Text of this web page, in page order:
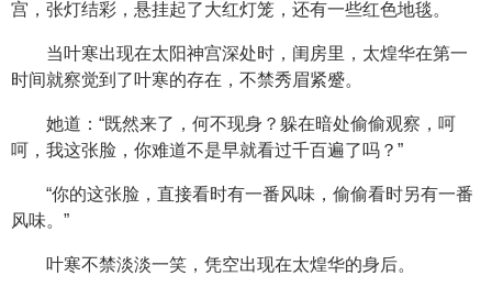
宫，张灯结彩，悬挂起了大红灯笼，还有一些红色地毯。
当叶寒出现在太阳神宫深处时，闺房里，太煌华在第一
时间就察觉到了叶寒的存在，不禁秀眉紧蹙。
她道：“既然来了，何不现身？躲在暗处偷偷观察，呵
呵，我这张脸，你难道不是早就看过千百遍了吗？”
“你的这张脸，直接看时有一番风味，偷偷看时另有一番
风味。”
叶寒不禁淡淡一笑，凭空出现在太煌华的身后。